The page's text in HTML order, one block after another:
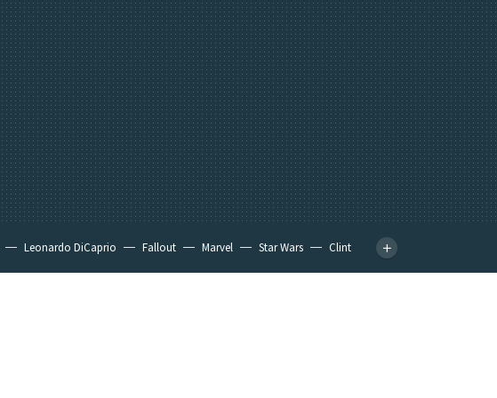
Leonardo DiCaprio Fallout Marvel Star Wars
Clint